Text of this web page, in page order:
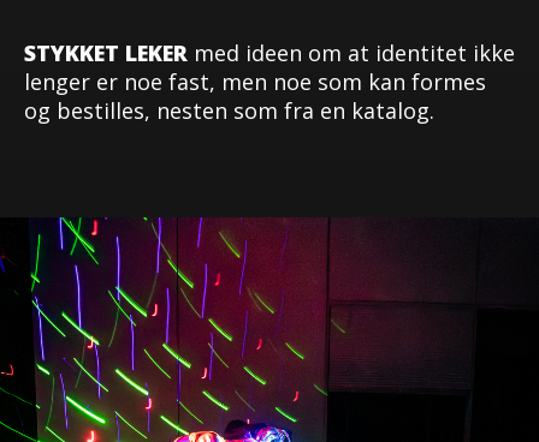
STYKKET LEKER med ideen om at identitet ikke
lenger er noe fast, men noe som kan formes
og bestilles, nesten som fra en katalog.